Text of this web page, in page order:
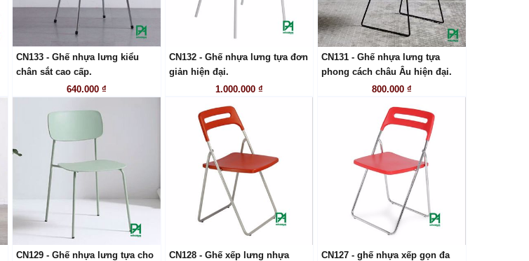
LIÊN HỆ
CN133 - Ghế nhựa lưng kiểu
chân sắt cao cấp.
640.000 ₫
LIÊN HỆ
CN132 - Ghế nhựa lưng tựa đơn
giản hiện đại.
1.000.000 ₫
LIÊN HỆ
CN131 - Ghế nhựa lưng tựa
phong cách châu Âu hiện đại.
800.000 ₫
CN129 - Ghế nhựa lưng tựa cho
CN128 - Ghế xếp lưng nhựa
CN127 - ghế nhựa xếp gọn đa